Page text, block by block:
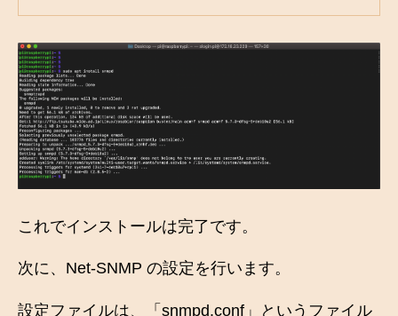
これでインストールは完了です。
次に、Net-SNMP の設定を行います。
設定ファイルは、「snmpd.conf」というファイル